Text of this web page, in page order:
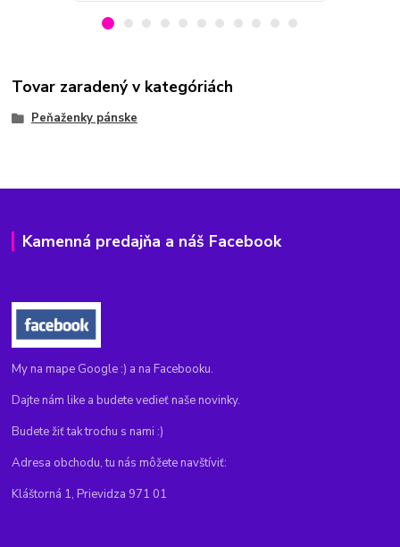
Tovar zaradený v kategóriách
Peňaženky pánske
Kamenná predajňa a náš Facebook
My na mape Google :) a na Facebooku.
Dajte nám like a budete vedieť naše novinky.
Budete žiť tak trochu s nami :)
Adresa obchodu, tu nás môžete navštíviť:
Kláštorná 1, Prievidza 971 01